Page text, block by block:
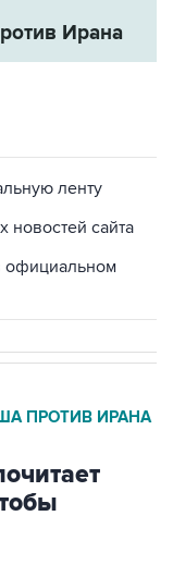
Ирана
ленту
новостей сайта
официальном
ПРОТИВ ИРАНА